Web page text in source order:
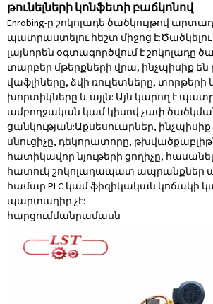
թունելների կոնֆետի բաճկոնով
Enrobing-ը շոկոլադե ծածկույթով
պատրաստելու հեշտ միջոց
լայնորեն օգտագործվում է շոկոլադը
տարբեր մթերքների վրա, ինչպիսիք
վաֆլիները, ձվի ռուլետները,
խորտիկները և այլն: Այն կարող է
ամբողջական կամ կիսով չափ
ցանկության:Աքսեսուարներ, ինչպիսիք
սնուցիչը, դեկորատորը,
հատիկավոր նյութերի ցողիչը,
հատուկ շոկոլադապատ ապրանքներ
համար:PLC կամ ֆիզիկական կոճակի
պարտադիր չէ:
հարցումմանրամասն